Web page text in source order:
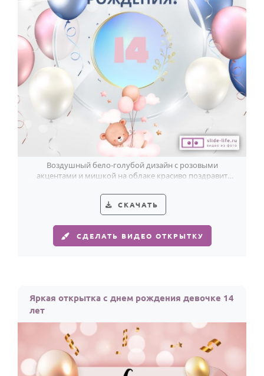
Воздушный бело-голубой дизайн с розовыми
акцентами и мишкой на облаке красиво поздравит
СКАЧАТЬ
СДЕЛАТЬ ВИДЕО ОТКРЫТКУ
Яркая открытка с днем рождения девочке 14
лет